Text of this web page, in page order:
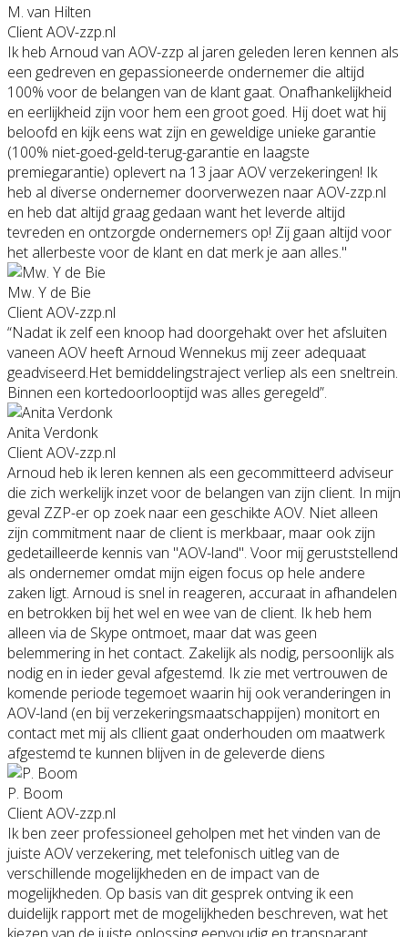
M. van Hilten
Client AOV-zzp.nl
Ik heb Arnoud van AOV-zzp al jaren geleden leren kennen als
een gedreven en gepassioneerde ondernemer die altijd
100% voor de belangen van de klant gaat. Onafhankelijkheid
en eerlijkheid zijn voor hem een groot goed. Hij doet wat hij
beloofd en kijk eens wat zijn en geweldige unieke garantie
(100% niet-goed-geld-terug-garantie en laagste
premiegarantie) oplevert na 13 jaar AOV verzekeringen! Ik
heb al diverse ondernemer doorverwezen naar AOV-zzp.nl
en heb dat altijd graag gedaan want het leverde altijd
tevreden en ontzorgde ondernemers op! Zij gaan altijd voor
het allerbeste voor de klant en dat merk je aan alles."
Mw. Y de Bie
Client AOV-zzp.nl
“Nadat ik zelf een knoop had doorgehakt over het afsluiten
vaneen AOV heeft Arnoud Wennekus mij zeer adequaat
geadviseerd.Het bemiddelingstraject verliep als een sneltrein.
Binnen een kortedoorlooptijd was alles geregeld”.
Anita Verdonk
Client AOV-zzp.nl
Arnoud heb ik leren kennen als een gecommitteerd adviseur
die zich werkelijk inzet voor de belangen van zijn client. In mijn
geval ZZP-er op zoek naar een geschikte AOV. Niet alleen
zijn commitment naar de client is merkbaar, maar ook zijn
gedetailleerde kennis van "AOV-land". Voor mij geruststellend
als ondernemer omdat mijn eigen focus op hele andere
zaken ligt. Arnoud is snel in reageren, accuraat in afhandelen
en betrokken bij het wel en wee van de client. Ik heb hem
alleen via de Skype ontmoet, maar dat was geen
belemmering in het contact. Zakelijk als nodig, persoonlijk als
nodig en in ieder geval afgestemd. Ik zie met vertrouwen de
komende periode tegemoet waarin hij ook veranderingen in
AOV-land (en bij verzekeringsmaatschappijen) monitort en
contact met mij als cllient gaat onderhouden om maatwerk
afgestemd te kunnen blijven in de geleverde diens
P. Boom
Client AOV-zzp.nl
Ik ben zeer professioneel geholpen met het vinden van de
juiste AOV verzekering, met telefonisch uitleg van de
verschillende mogelijkheden en de impact van de
mogelijkheden. Op basis van dit gesprek ontving ik een
duidelijk rapport met de mogelijkheden beschreven, wat het